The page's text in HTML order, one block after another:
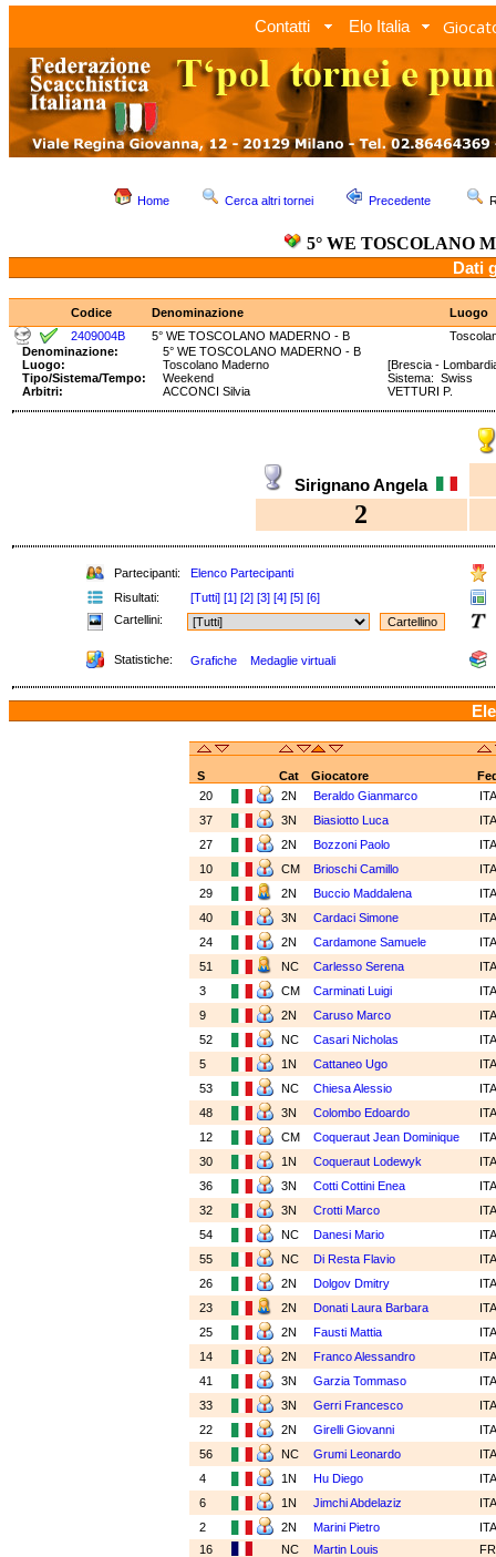
Contatti Elo Italia
Home Cerca altri tornei Precedente
5° WE TOSCOLANO
Dati
Codice Denominazione
Luogo
2409004B
5° WE TOSCOLANO MADERNO - B
Denominazione:
5° WE TOSCOLANO MADERNO - B
Luogo:
Toscolano Maderno
[Brescia -
Tipo/Sistema/Tempo:
Weekend
Sistema: Swiss
Arbitri:
ACCONCI Silvia VETTURI P.
Sirignano Angela
2
Partecipanti: Elenco Partecipanti
Risultati:
[Tutti] [1] [2] [3] [4] [5] [6]
Cartellini:
Statistiche: Grafiche Medaglie virtuali
S Cat Giocatore
20
2N Beraldo Gianmarco
37
3N Biasiotto Luca
27
2N Bozzoni Paolo
10
CM Brioschi Camillo
29
2N Buccio Maddalena
40
3N Cardaci Simone
24
2N Cardamone Samuele
51
NC Carlesso Serena
3
CM Carminati Luigi
9
2N Caruso Marco
52
NC Casari Nicholas
5
1N Cattaneo Ugo
53
NC Chiesa Alessio
48
3N Colombo Edoardo
12
CM Coqueraut Jean Dominique
30
1N Coqueraut Lodewyk
36
3N Cotti Cottini Enea
32
3N Crotti Marco
54
NC Danesi Mario
55
NC Di Resta Flavio
26
2N Dolgov Dmitry
23
2N Donati Laura Barbara
25
2N Fausti Mattia
14
2N Franco Alessandro
41
3N Garzia Tommaso
33
3N Gerri Francesco
22
2N Girelli Giovanni
56
NC Grumi Leonardo
4
1N Hu Diego
6
1N Jimchi Abdelaziz
2
2N Marini Pietro
16
NC Martin Louis